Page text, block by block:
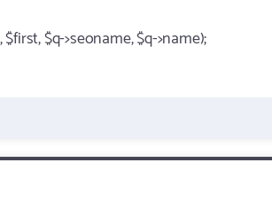
$q->seoname, $q->name);